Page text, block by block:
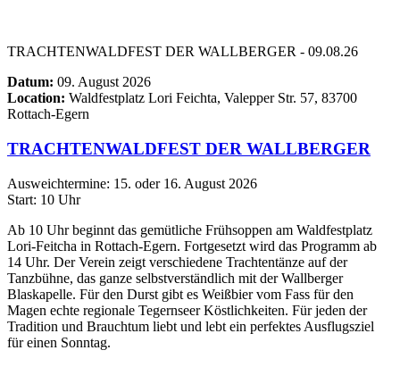
TRACHTENWALDFEST DER WALLBERGER - 09.08.26
Datum: 09. August 2026
Location: Waldfestplatz Lori Feichta, Valepper Str. 57, 83700
Rottach-Egern
TRACHTENWALDFEST DER WALLBERGER
Ausweichtermine: 15. oder 16. August 2026
Start: 10 Uhr
Ab 10 Uhr beginnt das gemütliche Frühsoppen am Waldfestplatz
Lori-Feitcha in Rottach-Egern. Fortgesetzt wird das Programm ab
14 Uhr. Der Verein zeigt verschiedene Trachtentänze auf der
Tanzbühne, das ganze selbstverständlich mit der Wallberger
Blaskapelle. Für den Durst gibt es Weißbier vom Fass für den
Magen echte regionale Tegernseer Köstlichkeiten. Für jeden der
Tradition und Brauchtum liebt und lebt ein perfektes Ausflugsziel
für einen Sonntag.